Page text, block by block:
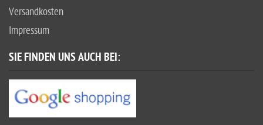
Versandkosten
Impressum
SIE FINDEN UNS AUCH BEI: